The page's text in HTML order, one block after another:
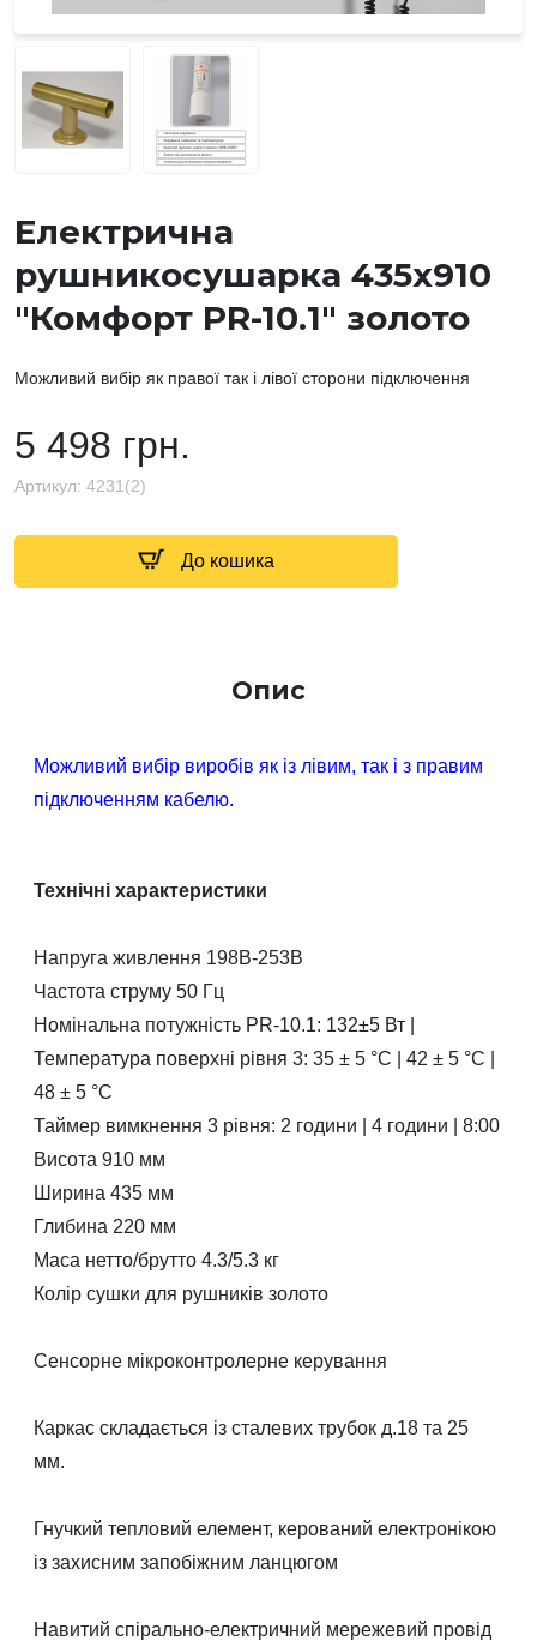
Електрична
рушникосушарка 435х910
"Комфорт PR-10.1" золото
Можливий вибір як правої так і лівої сторони підключення
5 498 грн.
Артикул: 4231(2)
До кошика
Опис
Можливий вибір виробів як із лівим, так і з правим
підключенням кабелю.
Технічні характеристики
Напруга живлення 198В-253В
Частота струму 50 Гц
Номінальна потужність PR-10.1: 132±5 Вт |
Температура поверхні рівня 3: 35 ± 5 °С | 42 ± 5 °С |
48 ± 5 °С
Таймер вимкнення 3 рівня: 2 години | 4 години | 8:00
Висота 910 мм
Ширина 435 мм
Глибина 220 мм
Маса нетто/брутто 4.3/5.3 кг
Колір сушки для рушників золото
Сенсорне мікроконтролерне керування
Каркас складається із сталевих трубок д.18 та 25
мм.
Гнучкий тепловий елемент, керований електронікою
із захисним запобіжним ланцюгом
Навитий спірально-електричний мережевий провід